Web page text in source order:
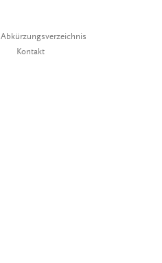
Abkürzungsverzeichnis
Kontakt